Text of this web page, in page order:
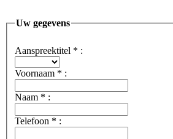
Uw gegevens
Aanspreektitel * :
Voornaam * :
Naam * :
Telefoon * :